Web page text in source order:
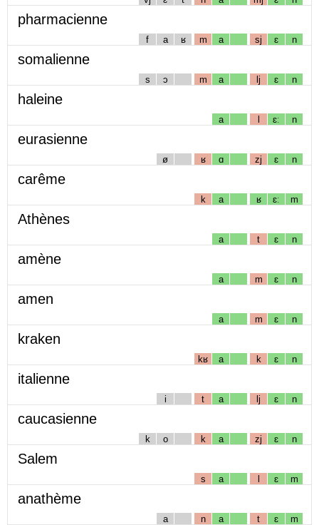
pharmacienne
f a ʁ m a sj ɛ n
somalienne
s ɔ m a lj ɛ n
haleine
a l ɛː n
eurasienne
ø ʁ ɑ zj ɛ n
carême
k a ʁ ɛː m
Athènes
a t ɛ n
amène
a m ɛ n
amen
a m ɛ n
kraken
kʁ a k ɛ n
italienne
i t a lj ɛ n
caucasienne
k o k a zj ɛ n
Salem
s a l ɛ m
anathème
a n a t ɛ m